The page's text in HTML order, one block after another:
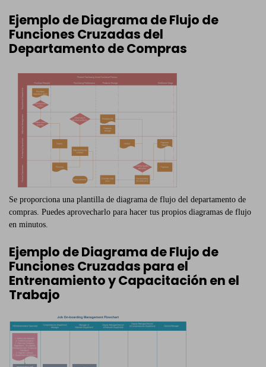
Ejemplo de Diagrama de Flujo de
Funciones Cruzadas del
Departamento de Compras
Se proporciona una plantilla de diagrama de flujo del departamento de
compras. Puedes aprovecharlo para hacer tus propios diagramas de flujo
en minutos.
Ejemplo de Diagrama de Flujo de
Funciones Cruzadas para el
Entrenamiento y Capacitación en el
Trabajo